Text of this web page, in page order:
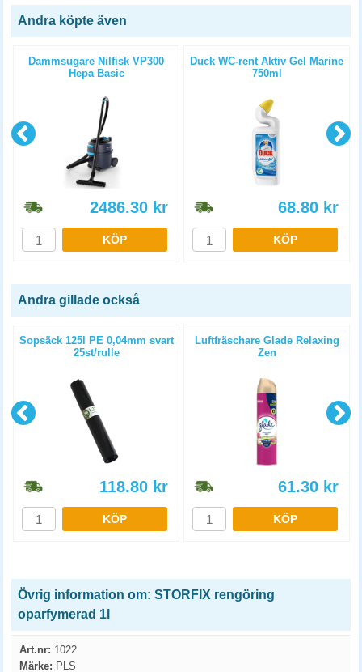
Andra köpte även
Dammsugare Nilfisk VP300
Hepa Basic
2486.30 kr
KÖP
Duck WC-rent Aktiv Gel Marine
750ml
68.80 kr
KÖP
Andra gillade också
Sopsäck 125l PE 0,04mm svart
25st/rulle
118.80 kr
KÖP
Luftfräschare Glade Relaxing
Zen
61.30 kr
KÖP
Övrig information om: STORFIX rengöring
oparfymerad 1l
Art.nr: 1022
Märke: PLS